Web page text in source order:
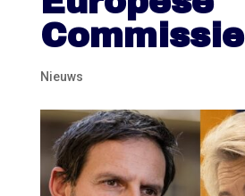
Commissie
Nieuws